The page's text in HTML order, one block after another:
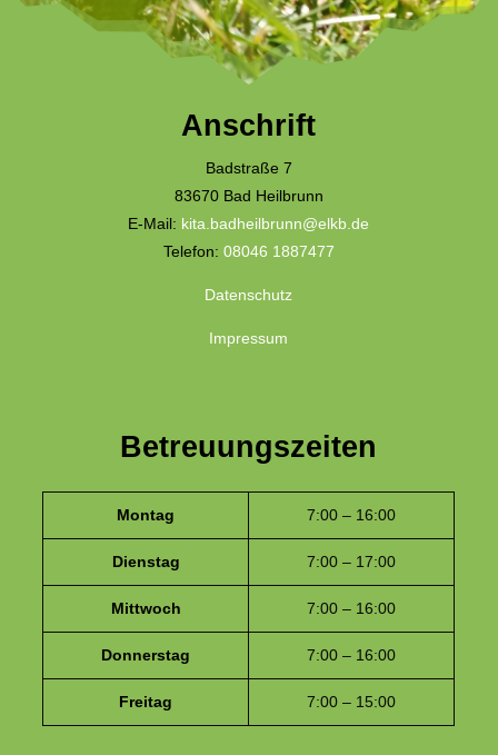
Anschrift
Badstraße 7
83670 Bad Heilbrunn
E-Mail: kita.badheilbrunn@elkb.de
Telefon: 08046 1887477
Datenschutz
Impressum
Betreuungszeiten
Montag 7:00 – 16:00
Dienstag 7:00 – 17:00
Mittwoch 7:00 – 16:00
Donnerstag 7:00 – 16:00
Freitag 7:00 – 15:00